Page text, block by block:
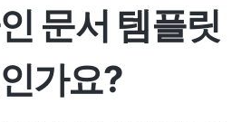
문서 템플릿
가요?